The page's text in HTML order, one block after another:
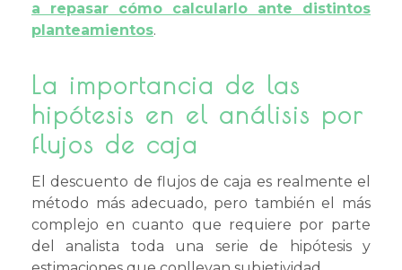
a repasar cómo calcularlo ante distintos
planteamientos.
La importancia de las
hipótesis en el análisis por
flujos de caja
El descuento de flujos de caja es realmente el
método más adecuado, pero también el más
complejo en cuanto que requiere por parte
del analista toda una serie de hipótesis y